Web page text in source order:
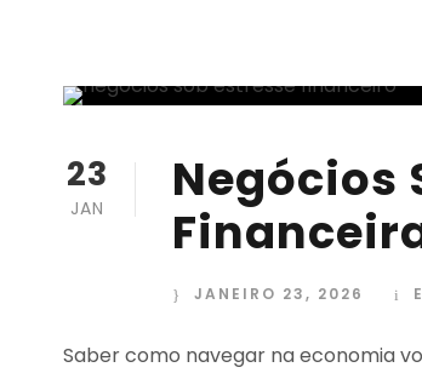
23
JAN
Negócios
JANEIRO 23, 2026
Saber como navegar na economia